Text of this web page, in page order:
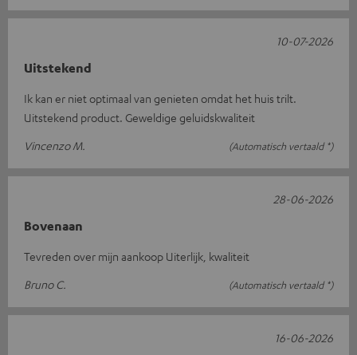
Uitstekend
Ik kan er niet optimaal van genieten omdat het huis trilt.
Uitstekend product. Geweldige geluidskwaliteit
Vincenzo M.
(Automatisch vertaald *)
10-07-2026
Bovenaan
Tevreden over mijn aankoop Uiterlijk, kwaliteit
Bruno C.
(Automatisch vertaald *)
28-06-2026
16-06-2026